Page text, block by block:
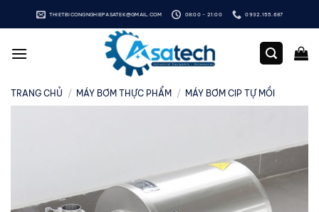
qua
dung
THIETBICONGNGHIEPASATEK@GMAIL.COM 08:00 - 21:00 0932.155.687
TRANG CHỦ / MÁY BƠM THỰC PHẨM / MÁY BƠM CIP TỰ MỒI